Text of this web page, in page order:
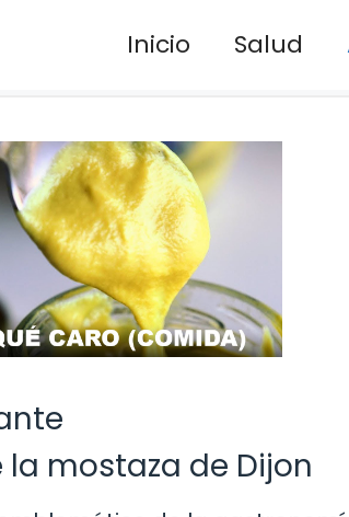
Inicio Salud
mostaza de Dijon